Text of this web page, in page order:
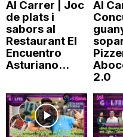
o
n
a
Al Carrer | Joc
de plats i
sabors al
Restaurant El
Encuentro
Asturiano...
Al
2.0